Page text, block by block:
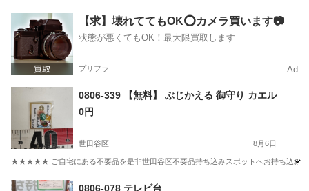
東京 足立区 竹ノ塚駅 テーブル
【求】壊れててもOK⭕️カメラ買います📷
状態が悪くてもOK！最大限買取します
プリフラ Ad
0806-339 【無料】 ぶじかえる 御守り カエル
0円
世田谷区 8月6日
★★★★★ ご自宅にある不要品を是非世田谷区不要品持ち込みスポットへお持ち込みし
東京 世田谷区 インテリア雑貨/小物
0806-078 テレビ台